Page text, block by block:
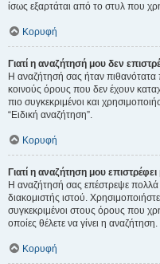
ίσως εξαρτάται από το στυλ που
Κορυφή
Γιατί η αναζήτησή μου δεν
Η αναζήτησή σας ήταν
κοινούς όρους που δεν έχουν
πιο συγκεκριμένοι και
“Ειδική αναζήτηση”.
Κορυφή
Γιατί η αναζήτηση μου
Η αναζήτησή σας επέστρεψε πολλά
διακομιστής ιστού.
συγκεκριμένοι στους όρους που
οποίες θέλετε να γίνει η αναζήτηση.
Κορυφή